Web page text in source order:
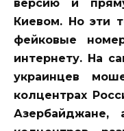
версию и
Киевом. Но эти
фейковые
интернету. На
украинцев
колцентрах
Азербайджане,